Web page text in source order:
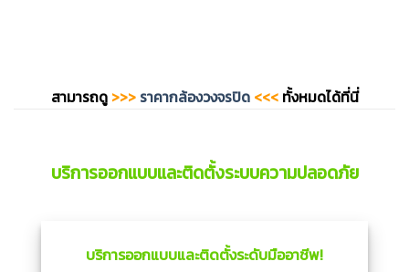
สามารถดู >>>ราคากล้องวงจรปิด <<<ทั้งหมดได้ที่นี่
บริการออกแบบและติดตั้งระบบความปลอดภัย
บริการออกแบบและติดตั้งระดับมืออาชีพ!